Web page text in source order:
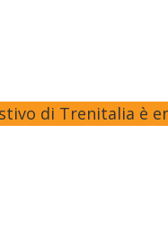
di Trenitalia è